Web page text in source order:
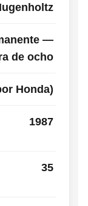
—
de ocho
Honda)
1987
35